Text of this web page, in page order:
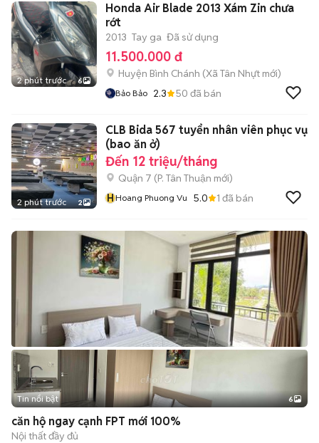
2 phút trước 6
Honda Air Blade 2013 Xám Zin chưa
rớt
2013 Tay ga Đã sử dụng
11.500.000 đ
Huyện Bình Chánh (Xã Tân Nhựt mới)
Bảo Bảo 2.3 50 đã bán
2 phút trước 2
CLB Bida 567 tuyển nhân viên phục vụ
(bao ăn ở)
Đến 12 triệu/tháng
Quận 7 (P. Tân Thuận mới)
HHoang Phuong Vu 5.0 1 đã bán
+2
Tin nổi bật 6
căn hộ ngay cạnh FPT mới 100%
Nội thất đầy đủ